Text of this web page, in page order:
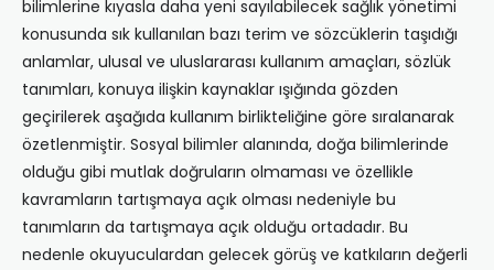
bilimlerine kıyasla daha yeni sayılabilecek sağlık yönetimi
konusunda sık kullanılan bazı terim ve sözcüklerin taşıdığı
anlamlar, ulusal ve uluslararası kullanım amaçları, sözlük
tanımları, konuya ilişkin kaynaklar ışığında gözden
geçirilerek aşağıda kullanım birlikteliğine göre sıralanarak
özetlenmiştir. Sosyal bilimler alanında, doğa bilimlerinde
olduğu gibi mutlak doğruların olmaması ve özellikle
kavramların tartışmaya açık olması nedeniyle bu
tanımların da tartışmaya açık olduğu ortadadır. Bu
nedenle okuyuculardan gelecek görüş ve katkıların değerli